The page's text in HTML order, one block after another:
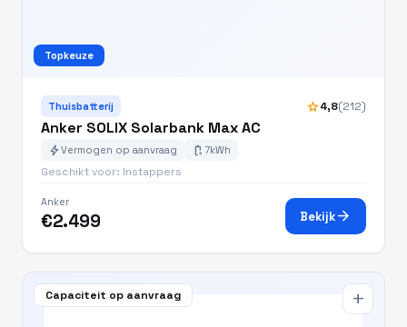
Topkeuze
Thuisbatterij star4,8(212)
Anker SOLIX Solarbank Max AC
boltVermogen op aanvraag battery_charging_full 7kWh
Geschikt voor: Instappers
Anker
€2.499 Bekijkarrow_forward
Capaciteit op aanvraag add